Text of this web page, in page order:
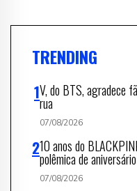
TRENDING
V, do BTS, agradece
rua
07/08/2026
10 anos do
polêmica de aniversário
07/08/2026